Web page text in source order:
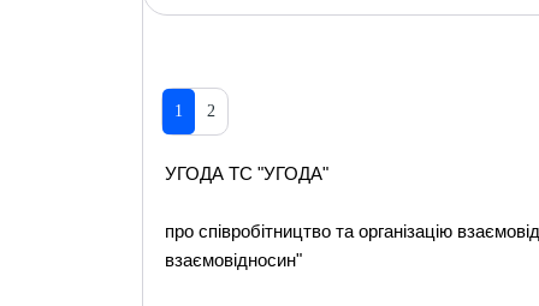
1 2
УГОДА TC "УГОДА"
про співробітництво та організацію
взаємовідносин"